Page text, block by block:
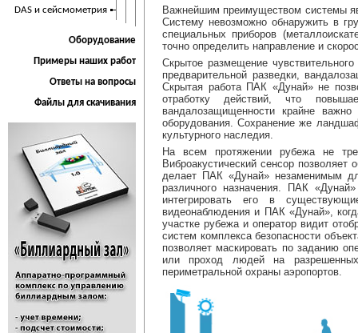
DAS и сейсмометрия
Оборудование
Примеры наших работ
Ответы на вопросы
Файлы для скачивания
Важнейшим преимуществом системы
Систему невозможно обнаружить в
специальных приборов
точно определить направление и
Скрытое размещение
предварительной разведки,
Скрытая работа ПАК «Дунай» не
отработку действий, что
вандалозащищенности крайне
оборудования. Сохранение же
культурного наследия.
На всем протяжении рубежа не
Виброакустический сенсор
делает ПАК «Дунай» незаменимым
различного назначения. ПАК
интегрировать его в
видеонаблюдения и ПАК «Дунай»,
участке рубежа и оператор видит
систем комплекса безопасности
позволяет маскировать по заданию
или проход людей на
периметральной охраны аэропортов.